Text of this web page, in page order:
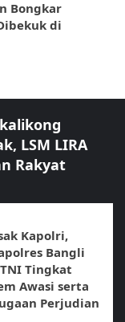
Bongkar
di
LSM LIRA
Rakyat
Kapolri,
Bangli
Tingkat
Awasi serta
Perjudian